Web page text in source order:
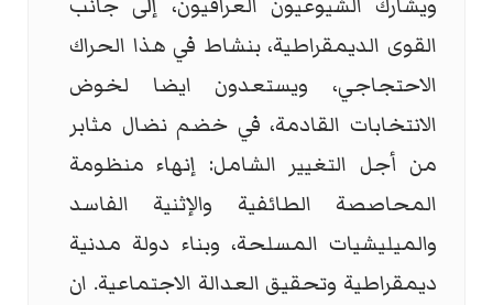
القوى الديمقراطية، بنشاط في هذا الحراك
الاحتجاجي، ويستعدون ايضا لخوض
الانتخابات القادمة، في خضم نضال مثابر
من أجل التغيير الشامل: إنهاء منظومة
المحاصصة الطائفية والإثنية الفاسد
والميليشيات المسلحة، وبناء دولة مدنية
ديمقراطية وتحقيق العدالة الاجتماعية. ان